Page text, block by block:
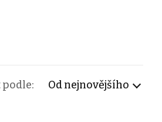
Od nejnovějšího